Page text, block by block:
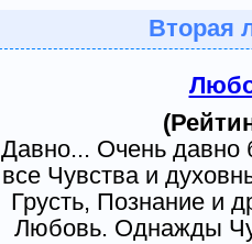
Вторая
Давно... Очень давно
все Чувства и
Грусть, Познание и
Любовь. Однажды